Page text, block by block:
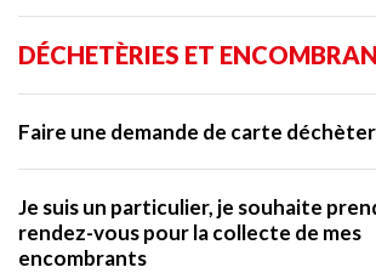
DÉCHETÈRIES ET
Faire une demande de carte
Je suis un particulier, je souhaite
rendez-vous pour la collecte de mes
encombrants